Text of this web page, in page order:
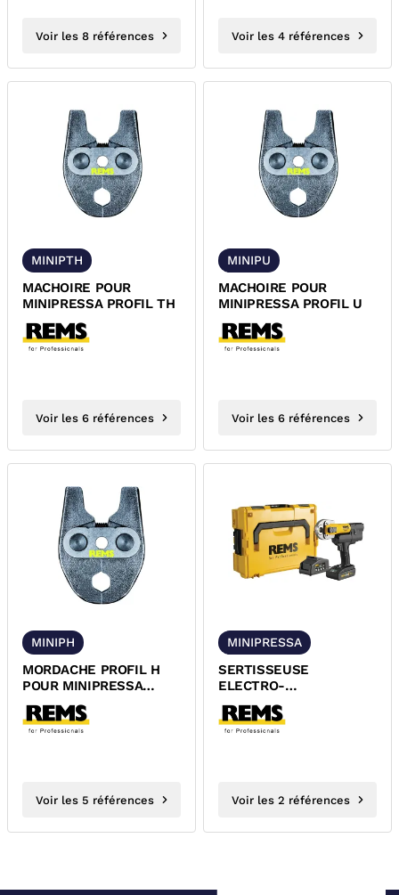
Voir les 8 références Voir les 4 références
MINIPTH
MACHOIRE POUR
MINIPRESSA PROFIL TH
Voir les 6 références
MINIPU
MACHOIRE POUR
MINIPRESSA PROFIL U
Voir les 6 références
MINIPH
MORDACHE PROFIL H
POUR MINIPRESSA
REMS
Voir les 5 références
MINIPRESSA
SERTISSEUSE
ELECTRO-
HYDRAULIQUE RADIALE
MINI-PRESS 22V ACC
REMS...
Voir les 2 références